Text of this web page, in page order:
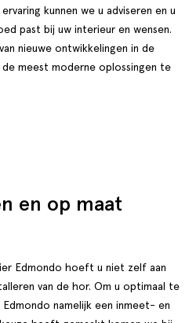
kunnen we u adviseren en u
past bij uw interieur en wensen.
nieuwe ontwikkelingen in de
meest moderne oplossingen te
en op maat
Edmondo hoeft u niet zelf aan
van de hor. Om u optimaal te
namelijk een inmeet- en